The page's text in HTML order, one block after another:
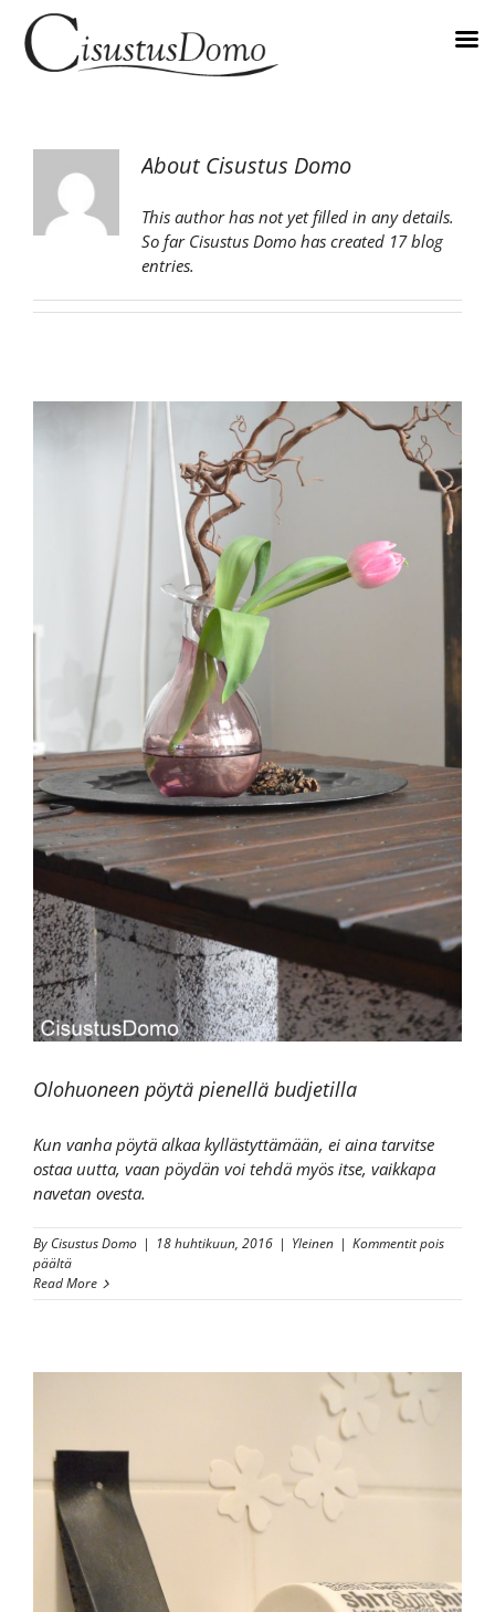
content
About Cisustus Domo
This author has not yet filled in any details.
So far Cisustus Domo has created 17 blog
entries.
Olohuoneen pöytä pienellä budjetilla
Kun vanha pöytä alkaa kyllästyttämään, ei aina tarvitse
ostaa uutta, vaan pöydän voi tehdä myös itse, vaikkapa
navetan ovesta.
By Cisustus Domo | 18 huhtikuun, 2016 | Yleinen | Kommentit pois
päältäartikkelissa
Olohuoneen
pöytä
Read More